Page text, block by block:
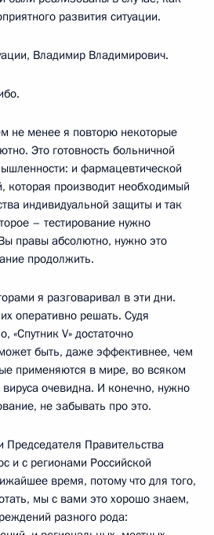
развития ситуации.
Владимир Владимирович.
не менее я повторю некоторые
Это готовность больничной
и фармацевтической
которая производит необходимый
индивидуальной защиты и так
– тестирование нужно
правы абсолютно, нужно это
продолжить.
я разговаривал в эти дни.
оперативно решать. Судя
«Спутник V» достаточно
быть, даже эффективнее, чем
применяются в мире, во всяком
очевидна. И конечно, нужно
не забывать про это.
Председателя Правительства
и с регионами Российской
время, потому что для того,
мы с вами это хорошо знаем,
разного рода: